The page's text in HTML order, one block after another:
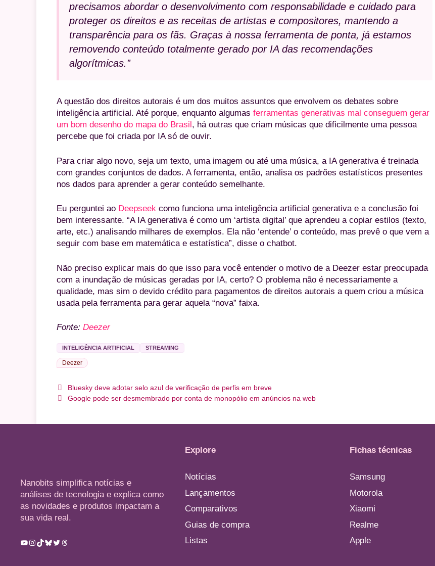
precisamos abordar o desenvolvimento com responsabilidade e cuidado para
proteger os direitos e as receitas de artistas e compositores, mantendo a
transparência para os fãs. Graças à nossa ferramenta de ponta, já estamos
removendo conteúdo totalmente gerado por IA das recomendações
algorítmicas.”
A questão dos direitos autorais é um dos muitos assuntos que envolvem os debates sobre
inteligência artificial. Até porque, enquanto algumas ferramentas generativas mal conseguem gerar
um bom desenho do mapa do Brasil , há outras que criam músicas que dificilmente uma pessoa
percebe que foi criada por IA só de ouvir.
Para criar algo novo, seja um texto, uma imagem ou até uma música, a IA generativa é treinada
com grandes conjuntos de dados. A ferramenta, então, analisa os padrões estatísticos presentes
nos dados para aprender a gerar conteúdo semelhante.
Eu perguntei ao Deepseek como funciona uma inteligência artificial generativa e a conclusão foi
bem interessante. “A IA generativa é como um ‘artista digital’ que aprendeu a copiar estilos (texto,
arte, etc.) analisando milhares de exemplos. Ela não ‘entende’ o conteúdo, mas prevê o que vem a
seguir com base em matemática e estatística”, disse o chatbot.
Não preciso explicar mais do que isso para você entender o motivo de a Deezer estar preocupada
com a inundação de músicas geradas por IA, certo? O problema não é necessariamente a
qualidade, mas sim o devido crédito para pagamentos de direitos autorais a quem criou a música
usada pela ferramenta para gerar aquela “nova” faixa.
Fonte: Deezer
INTELIGÊNCIA ARTIFICIAL STREAMING
Deezer
Bluesky deve adotar selo azul de verificação de perfis em breve
Google pode ser desmembrado por conta de monopólio em anúncios na web
Nanobits simplifica notícias e
análises de tecnologia e explica como
as novidades e produtos impactam a
sua vida real.
Youtube
Instagram
TikTok
Bluesky
TwitterThreads
Explore
Notícias
Lançamentos
Comparativos
Guias de compra
Listas
Fichas técnicas
Samsung
Motorola
Xiaomi
Realme
Apple